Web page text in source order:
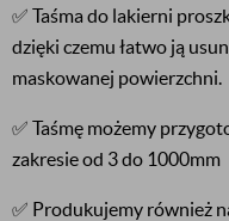
✅ Taśma do lakierni
dzięki czemu łatwo ją
maskowanej powierzchni.
✅ Taśmę możemy
zakresie od 3 do 1000mm
✅ Produkujemy również